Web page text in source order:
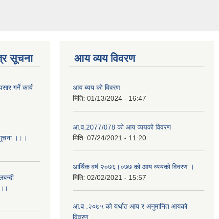
सूचना
गर्ने कार्य
।।।
आय व्यय विवरण
आय ब्यय को विवरण
मिति: 01/13/2024 - 16:47
आ.व.2077/078 को आय व्ययको विवरण
मिति: 07/24/2021 - 11:20
आर्थिक वर्ष २०७६।०७७ को आय व्ययको विवरण ।
मिति: 02/02/2021 - 15:57
आ.व .२०७५ को यर्थात आय र अनुमानित आयको
विवरण